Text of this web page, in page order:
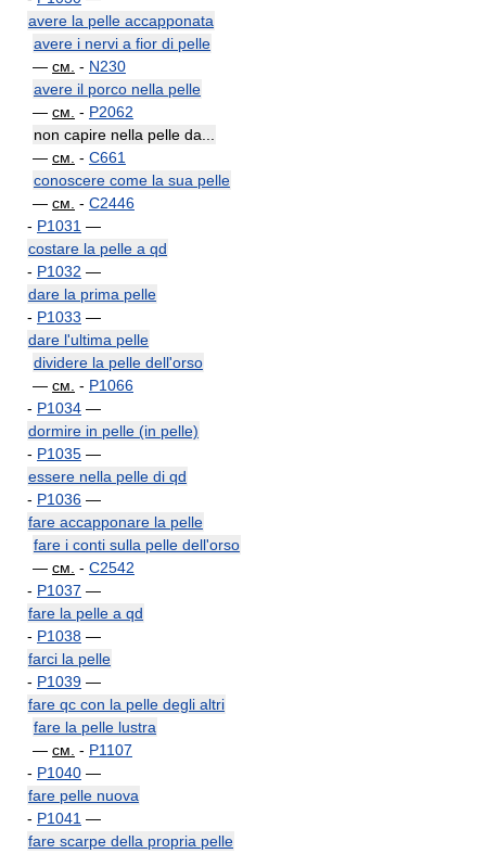
avere la pelle accapponata
avere i nervi a fior di pelle
— см. - N230
avere il porco nella pelle
— см. - P2062
non capire nella pelle da...
— см. - C661
conoscere come la sua pelle
— см. - C2446
- P1031 —
costare la pelle a qd
- P1032 —
dare la prima pelle
- P1033 —
dare l'ultima pelle
dividere la pelle dell'orso
— см. - P1066
- P1034 —
dormire in pelle (in pelle)
- P1035 —
essere nella pelle di qd
- P1036 —
fare accapponare la pelle
fare i conti sulla pelle dell'orso
— см. - C2542
- P1037 —
fare la pelle a qd
- P1038 —
farci la pelle
- P1039 —
fare qc con la pelle degli altri
fare la pelle lustra
— см. - P1107
- P1040 —
fare pelle nuova
- P1041 —
fare scarpe della propria pelle